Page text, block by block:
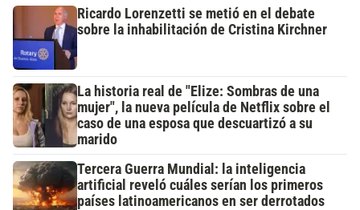
Ricardo Lorenzetti se metió en el debate
sobre la inhabilitación de Cristina Kirchner
La historia real de "Elize: Sombras de una
mujer", la nueva película de Netflix sobre el
caso de una esposa que descuartizó a su
marido
Tercera Guerra Mundial: la inteligencia
artificial reveló cuáles serían los primeros
países latinoamericanos en ser derrotados